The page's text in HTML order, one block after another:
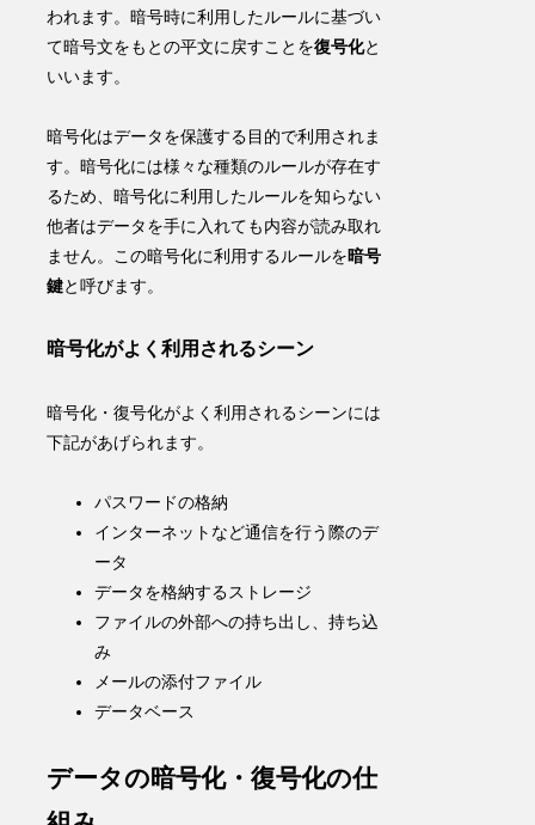
われます。 暗号時に利用したルールに基づい
て暗号文をもとの平文に戻すこと を復号化と
いいます。
暗号化はデータを保護する目的で利用されま
す。暗号化には様々な種類のルールが存在す
るため、 暗号化に利用したルールを知らない
他者はデータを手に入れても内容が読み取れ
ません 。この暗号化に利用するルールを 暗号
鍵と呼びます。
暗号化がよく利用されるシーン
暗号化・復号化がよく利用されるシーンには
下記があげられます。
パスワードの格納
インターネットなど通信を行う際のデ
ータ
データを格納するストレージ
ファイルの外部への持ち出し、持ち込
み
メールの添付ファイル
データベース
データの暗号化・復号化の仕